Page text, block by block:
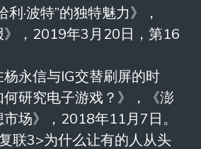
利·波特”的独特魅力》，
》，2019年3月20日，第16
永信与IG交替刷屏的时
研究电子游戏？》，《澎
场》，2018年11月7日。
联3>为什么让有的人从头